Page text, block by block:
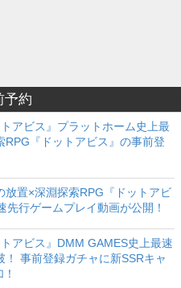
予約
アビス』プラットホーム史上最
『ドットアビス』の事前登
放置×深淵探索RPG『ドットアビ
先行ゲームプレイ動画が公開！
アビス』DMM GAMES史上最速
事前登録ガチャに新SSRキャ